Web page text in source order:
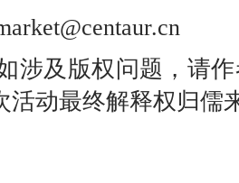
涉及版权问题，请
活动最终解释权归儒